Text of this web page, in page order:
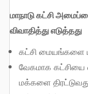
மாநாடு கட்சி அமைப்பை உறுதியுடன் கட்டமைக்க சில முடிவுகளை நன்கு
விவாதித்து எடுத்தது
கட்சி மையங்களை
வேகமாக கட்சியை
மக்களை